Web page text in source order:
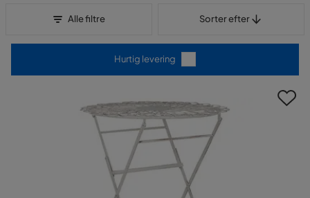
Alle filtre Sorter efter
Hurtig levering